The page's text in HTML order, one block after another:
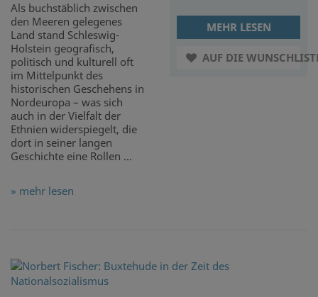
Als buchstäblich zwischen
den Meeren gelegenes
Land stand Schleswig-
Holstein geografisch,
politisch und kulturell oft
im Mittelpunkt des
historischen Geschehens in
Nordeuropa – was sich
auch in der Vielfalt der
Ethnien widerspiegelt, die
dort in seiner langen
Geschichte eine Rollen ...
» mehr lesen
MEHR LESEN
AUF DIE